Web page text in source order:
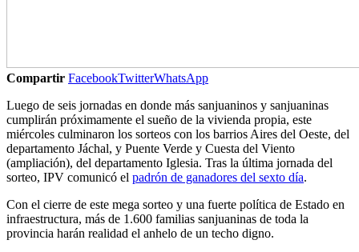
Compartir FacebookTwitterWhatsApp
Luego de seis jornadas en donde más sanjuaninos y sanjuaninas
cumplirán próximamente el sueño de la vivienda propia, este
miércoles culminaron los sorteos con los barrios Aires del Oeste, del
departamento Jáchal, y Puente Verde y Cuesta del Viento
(ampliación), del departamento Iglesia. Tras la última jornada del
sorteo, IPV comunicó el padrón de ganadores del sexto día.
Con el cierre de este mega sorteo y una fuerte política de Estado en
infraestructura, más de 1.600 familias sanjuaninas de toda la
provincia harán realidad el anhelo de un techo digno.